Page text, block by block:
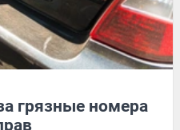
грязные номера